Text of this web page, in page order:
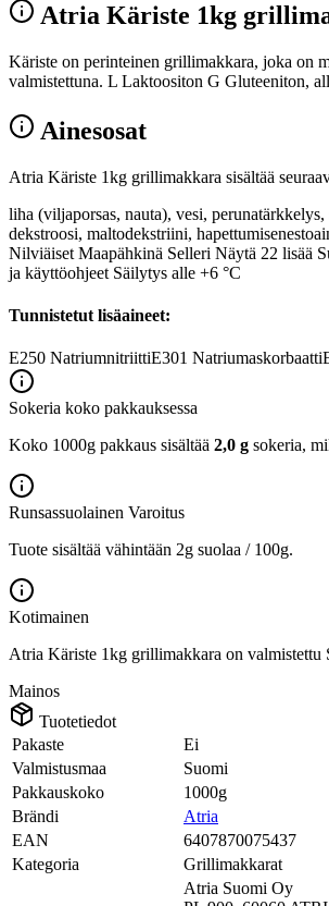
Atria Käriste 1kg
Käriste on perinteinen grillimakkara, joka on
valmistettuna. L Laktoositon G Gluteeniton,
Ainesosat
Atria Käriste 1kg grillimakkara sisältää
liha (viljaporsas, nauta), vesi,
dekstroosi, maltodekstriini,
Nilviäiset Maapähkinä Selleri Näytä 22 lisää
ja käyttöohjeet Säilytys alle +6 °C
Tunnistetut lisäaineet:
E250 NatriumnitriittiE301 Natriumaskorbaatti
Sokeria koko pakkauksessa
Koko 1000g pakkaus sisältää 2,0 g sokeria,
Runsassuolainen Varoitus
Tuote sisältää vähintään 2g suolaa / 100g.
Kotimainen
Atria Käriste 1kg grillimakkara on valmistettu
Mainos
Tuotetiedot
Pakaste
Ei
Valmistusmaa
Suomi
Pakkauskoko
1000g
Brändi
Atria
EAN
6407870075437
Kategoria
Grillimakkarat
Atria Suomi Oy